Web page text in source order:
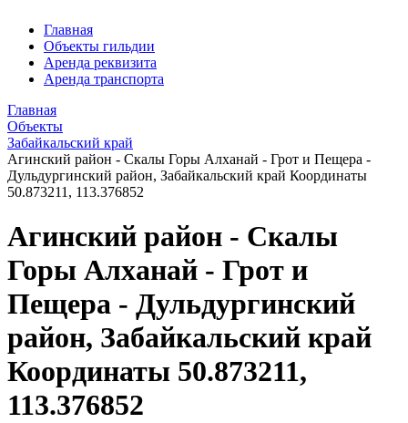
Главная
Объекты гильдии
Аренда реквизита
Аренда транспорта
Главная
Объекты
Забайкальский край
Агинский район - Скалы Горы Алханай - Грот и Пещера -
Дульдургинский район, Забайкальский край Координаты
50.873211, 113.376852
Агинский район - Скалы
Горы Алханай - Грот и
Пещера - Дульдургинский
район, Забайкальский край
Координаты 50.873211,
113.376852